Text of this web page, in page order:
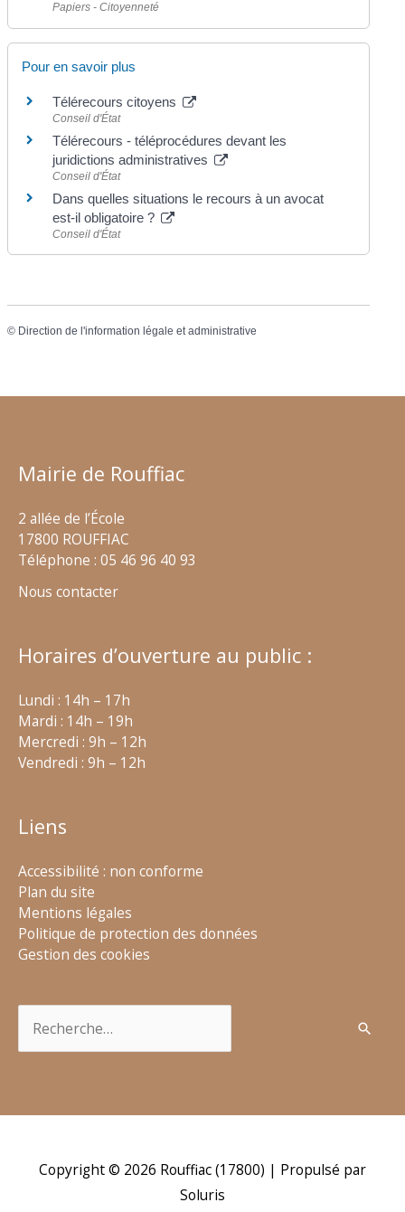
Papiers - Citoyenneté
Pour en savoir plus
Télérecours citoyens
Conseil d'État
Télérecours - téléprocédures devant les
juridictions administratives
Conseil d'État
Dans quelles situations le recours à un avocat
est-il obligatoire ?
Conseil d'État
© Direction de l'information légale et administrative
Mairie de Rouffiac
2 allée de l’École
17800 ROUFFIAC
Téléphone : 05 46 96 40 93
Nous contacter
Horaires d’ouverture au public :
Lundi : 14h – 17h
Mardi : 14h – 19h
Mercredi : 9h – 12h
Vendredi : 9h – 12h
Liens
Accessibilité : non conforme
Plan du site
Mentions légales
Politique de protection des données
Gestion des cookies
Copyright © 2026 Rouffiac (17800) | Propulsé par
Soluris